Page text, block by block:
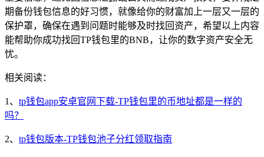
期备份钱包信息的好习惯，就像给你的财富加上一层又一层的
保护罩，确保在遇到问题时能够及时找回资产，希望以上内容
能帮助你成功找回TP钱包里的BNB，让你的数字资产安全无
忧。
相关阅读：
1、 tp钱包app安卓官网下载-TP钱包里的币地址都是一样的
吗？
2、 tp钱包版本-TP钱包池子分红领取指南